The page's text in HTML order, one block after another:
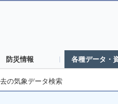
防災情報 各種データ・
の気象データ検索